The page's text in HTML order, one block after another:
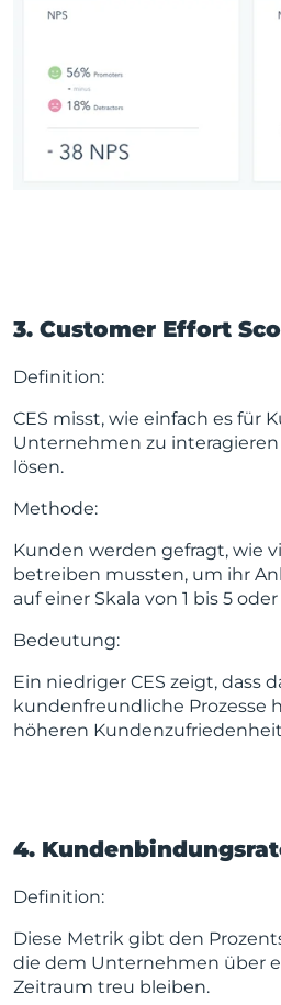
3. Customer Effort
Definition:
CES misst, wie einfach es für
Unternehmen zu
lösen.
Methode:
Kunden werden gefragt, wie
betreiben mussten, um ihr
auf einer Skala von 1 bis 5 oder
Bedeutung:
Ein niedriger CES zeigt, dass
kundenfreundliche Prozesse
höheren
4.
Definition:
Diese Metrik gibt den
die dem Unternehmen über
Zeitraum treu bleiben.